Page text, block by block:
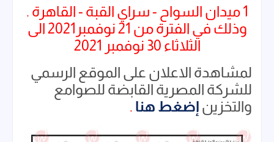
1 ميدان السواح - سراي القبة - القاهرة .
وذلك في الفترة من 21 نوفمبر2021 الى
الثلاثاء 30 نوفمبر 2021
لمشاهدة الاعلان على الموقع الرسمي
للشركة المصرية القابضة للصوامع
والتخزين إضغط هنا .